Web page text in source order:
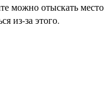
можно отыскать
из-за этого.